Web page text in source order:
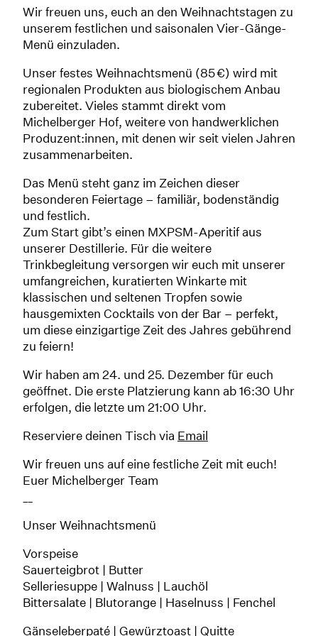
Wir freuen uns, euch an den Weihnachtstagen zu
unserem festlichen und saisonalen Vier-Gänge-
Menü einzuladen.
Unser festes Weihnachtsmenü (85 €) wird mit
regionalen Produkten aus biologischem Anbau
zubereitet. Vieles stammt direkt vom
Michelberger Hof, weitere von handwerklichen
Produzent:innen, mit denen wir seit vielen Jahren
zusammenarbeiten.
Das Menü steht ganz im Zeichen dieser
besonderen Feiertage – familiär, bodenständig
und festlich.
Zum Start gibt’s einen MXPSM-Aperitif aus
unserer Destillerie. Für die weitere
Trinkbegleitung versorgen wir euch mit unserer
umfangreichen, kuratierten Winkarte mit
klassischen und seltenen Tropfen sowie
hausgemixten Cocktails von der Bar – perfekt,
um diese einzigartige Zeit des Jahres gebührend
zu feiern!
Wir haben am 24. und 25. Dezember für euch
geöffnet. Die erste Platzierung kann ab 16:30 Uhr
erfolgen, die letzte um 21:00 Uhr.
Reserviere deinen Tisch via Email
Wir freuen uns auf eine festliche Zeit mit euch!
Euer Michelberger Team
Unser Weihnachtsmenü
Vorspeise
Sauerteigbrot | Butter
Selleriesuppe | Walnuss | Lauchöl
Bittersalate | Blutorange | Haselnuss | Fenchel
Gänseleberpaté | Gewürztoast | Quitte